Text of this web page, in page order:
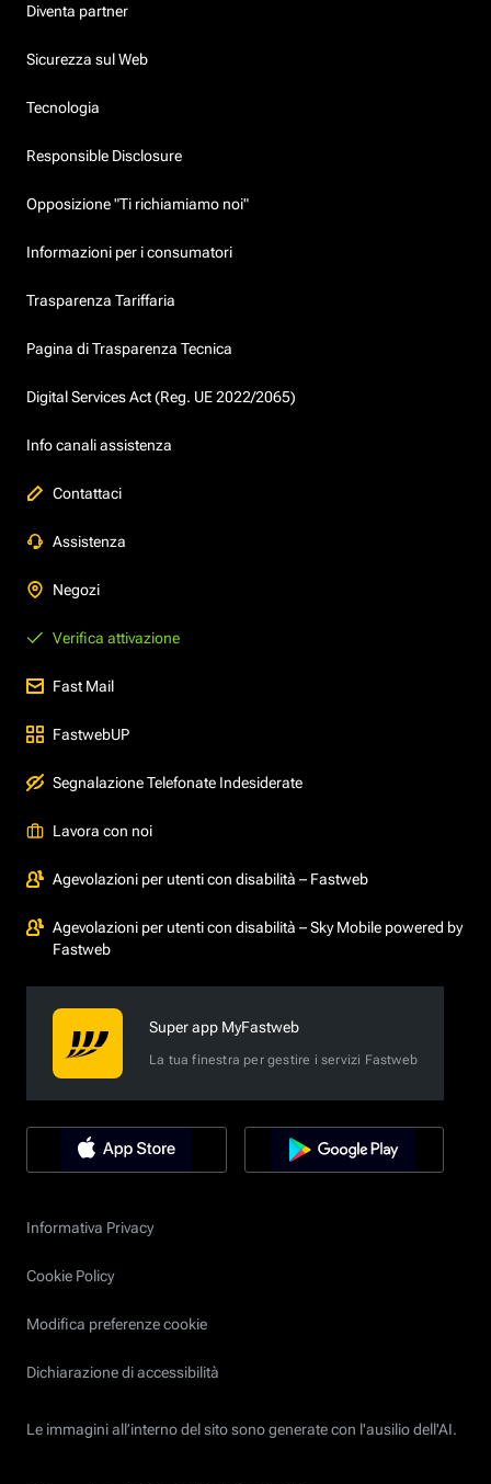
Diventa partner
Sicurezza sul Web
Tecnologia
Responsible Disclosure
Opposizione "Ti richiamiamo noi"
Informazioni per i consumatori
Trasparenza Tariffaria
Pagina di Trasparenza Tecnica
Digital Services Act (Reg. UE 2022/2065)
Info canali assistenza
Contattaci
Assistenza
Negozi
Verifica attivazione
Fast Mail
FastwebUP
Segnalazione Telefonate Indesiderate
Lavora con noi
Agevolazioni per utenti con disabilità – Fastweb
Agevolazioni per utenti con disabilità – Sky Mobile powered by
Fastweb
Super app MyFastweb
La tua finestra per gestire i servizi Fastweb
Informativa Privacy
Cookie Policy
Modifica preferenze cookie
Dichiarazione di accessibilità
Le immagini all’interno del sito sono generate con l'ausilio dell'AI.